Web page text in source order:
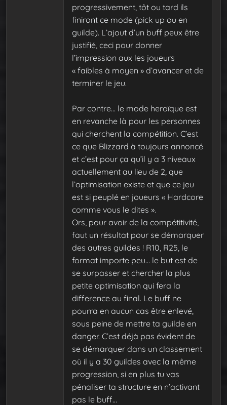
progressivement, tôt ou tard ils
finiront ce mode (pick up ou en
guilde). L’ajout d’un buff peux être
justifié, ceci pour donner
l’impression aux les joueurs
« faibles à moyen » d’avancer et de
terminer le jeu.
Par contre… le mode heroïque est
en revanche là pour les personnes
qui cherchent la compétition. C’est
ce que Blizzard à toujours annoncé
et c’est pour ça qu’il y a 3 niveaux
actuellement au lieu de 2, que
l’optimisation existe et que ce jeu
est si peuplé en joueurs « Hardcore
comme vous le dites ».
Ors, pour avoir de la compétitivité,
faut un résultat pour se démarquer
des autres guildes ! R10, R25, le
format importe peu… le but est de
se surpasser et chercher la plus
petite optimisation qui fera la
difference au final. Le buff ne
pourra en aucun cas être enlevé,
sous peine de mettre ta guilde en
danger. C’est déjà pas évident de
se démarquer dans un classement
où il y a 30 guildes avec la même
progression, si en plus tu vas
pénaliser ta structure en n’activant
pas le buff…